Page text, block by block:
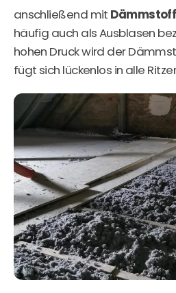
anschließend mit
häufig auch als Ausblasen
hohen Druck wird der
fügt sich lückenlos in alle